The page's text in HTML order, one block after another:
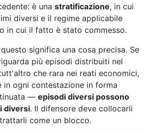
è una stratificazione, in cui
diversi e il regime applicabile
in cui il fatto è stato commesso.
significa una cosa precisa. Se
più episodi distribuiti nel
che rara nei reati economici,
in ogni contestazione in forma
— episodi diversi possono
diversi. Il difensore deve collocarli
come un blocco.